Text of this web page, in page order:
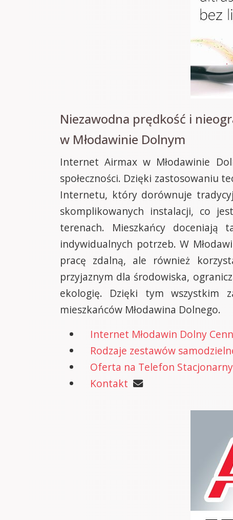
Niezawodna prędkość i
w Młodawinie Dolnym
Internet Airmax w Młodawinie
społeczności. Dzięki zastosowaniu
Internetu, który dorównuje
skomplikowanych instalacji, co
terenach. Mieszkańcy doceniają
indywidualnych potrzeb. W
pracę zdalną, ale również
przyjaznym dla środowiska,
ekologię. Dzięki tym wszystkim
mieszkańców Młodawina Dolnego.
Internet Młodawin Dolny
Rodzaje zestawów
Oferta na Telefon Stacjonarny
Kontakt